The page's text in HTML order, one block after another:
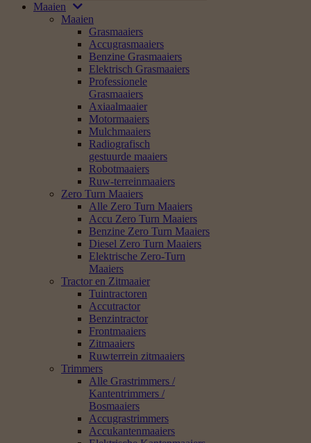
Maaien
Maaien
Grasmaaiers
Accugrasmaaiers
Benzine Grasmaaiers
Elektrisch Grasmaaiers
Professionele
Grasmaaiers
Axiaalmaaier
Motormaaiers
Mulchmaaiers
Radiografisch
gestuurde maaiers
Robotmaaiers
Ruw-terreinmaaiers
Zero Turn Maaiers
Alle Zero Turn Maaiers
Accu Zero Turn Maaiers
Benzine Zero Turn Maaiers
Diesel Zero Turn Maaiers
Elektrische Zero-Turn
Maaiers
Tractor en Zitmaaier
Tuintractoren
Accutractor
Benzintractor
Frontmaaiers
Zitmaaiers
Ruwterrein zitmaaiers
Trimmers
Alle Grastrimmers /
Kantentrimmers /
Bosmaaiers
Accugrastrimmers
Accukantenmaaiers